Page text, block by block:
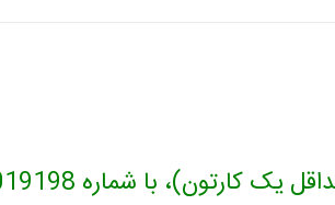
09100019198 تماس حاصل فرمایید.